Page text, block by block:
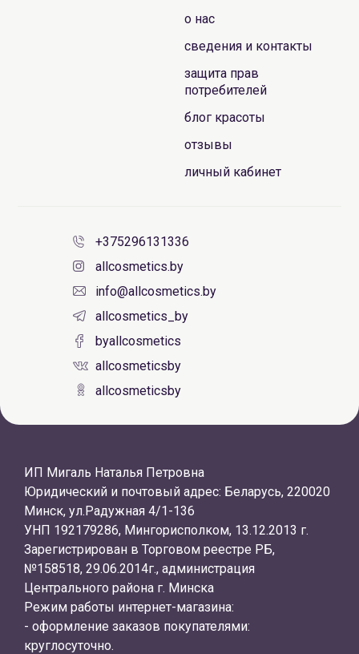
о нас
сведения и контакты
защита прав
потребителей
блог красоты
отзывы
личный кабинет
+375296131336
allcosmetics.by
info@allcosmetics.by
allcosmetics_by
byallcosmetics
allcosmeticsby
allcosmeticsby
ИП Мигаль Наталья Петровна
Юридический и почтовый адрес: Беларусь, 220020
Минск, ул.Радужная 4/1-136
УНП 192179286, Мингорисполком, 13.12.2013 г.
Зарегистрирован в Торговом реестре РБ,
№158518, 29.06.2014г., администрация
Центрального района г. Минска
Режим работы интернет-магазина:
- оформление заказов покупателями:
круглосуточно.